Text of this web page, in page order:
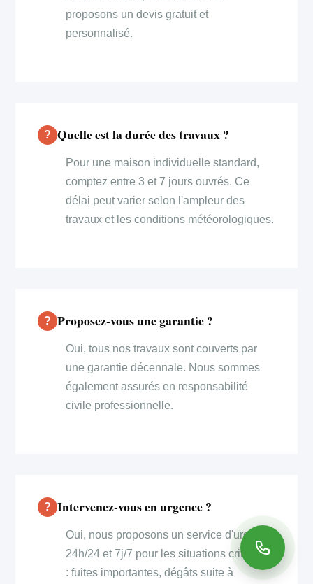
proposons un devis gratuit et
personnalisé.
Quelle est la durée des travaux ?
Pour une maison individuelle standard,
comptez entre 3 et 7 jours ouvrés. Ce
délai peut varier selon l'ampleur des
travaux et les conditions météorologiques.
Proposez-vous une garantie ?
Oui, tous nos travaux sont couverts par
une garantie décennale. Nous sommes
également assurés en responsabilité
civile professionnelle.
Intervenez-vous en urgence ?
Oui, nous proposons un service d'urgence
24h/24 et 7j/7 pour les situations critiques
: fuites importantes, dégâts suite à